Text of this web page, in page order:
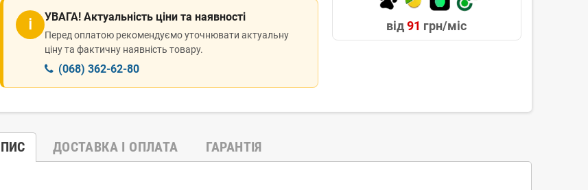
ℹ УВАГА! Актуальність ціни та наявності
Перед оплатою рекомендуємо уточнювати актуальну
ціну та фактичну наявність товару.
(068) 362-62-80
від91 грн/міс
ДОСТАВКА І ОПЛАТА ГАРАНТІЯ